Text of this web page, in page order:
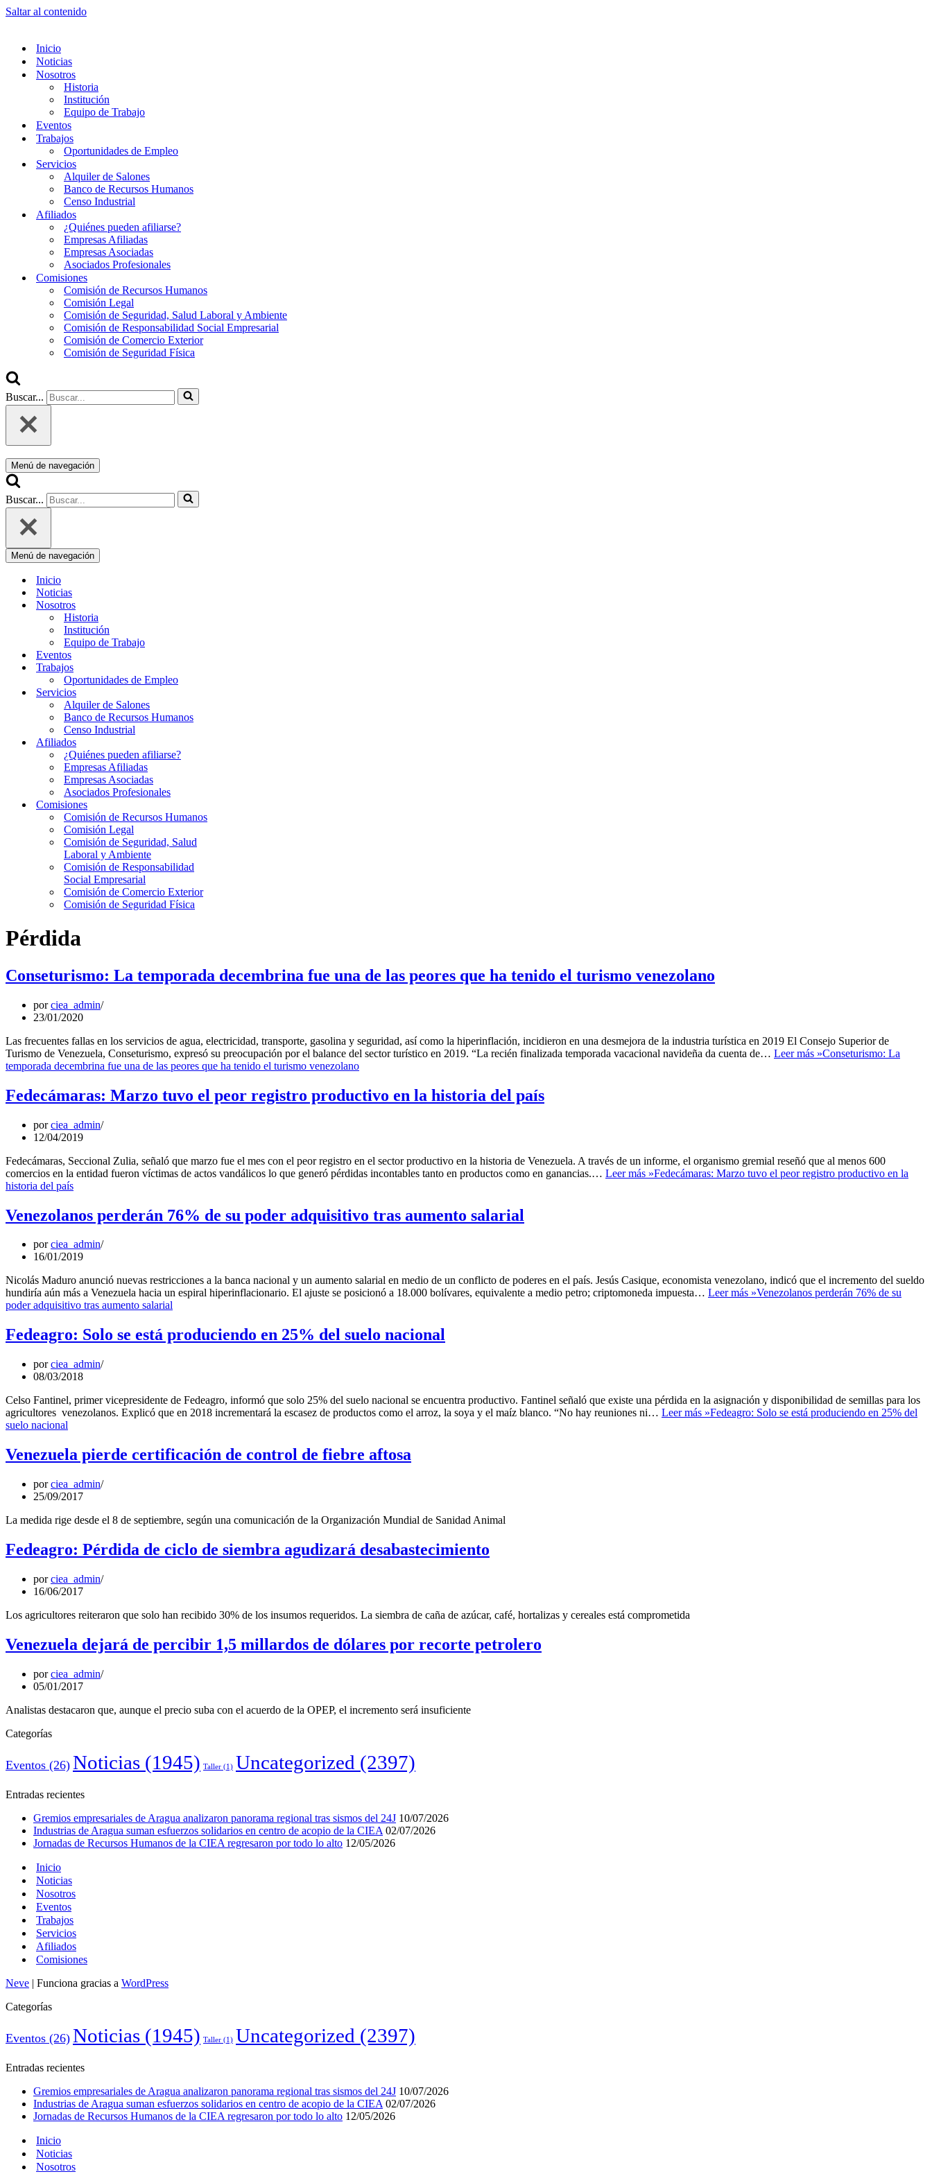
Saltar al contenido
Inicio
Noticias
Nosotros
Historia
Institución
Equipo de Trabajo
Eventos
Trabajos
Oportunidades de Empleo
Servicios
Alquiler de Salones
Banco de Recursos Humanos
Censo Industrial
Afiliados
¿Quiénes pueden afiliarse?
Empresas Afiliadas
Empresas Asociadas
Asociados Profesionales
Comisiones
Comisión de Recursos Humanos
Comisión Legal
Comisión de Seguridad, Salud Laboral y Ambiente
Comisión de Responsabilidad Social Empresarial
Comisión de Comercio Exterior
Comisión de Seguridad Física
Buscar...
Menú de navegación
Buscar...
Menú de navegación
Inicio
Noticias
Nosotros
Historia
Institución
Equipo de Trabajo
Eventos
Trabajos
Oportunidades de Empleo
Servicios
Alquiler de Salones
Banco de Recursos Humanos
Censo Industrial
Afiliados
¿Quiénes pueden afiliarse?
Empresas Afiliadas
Empresas Asociadas
Asociados Profesionales
Comisiones
Comisión de Recursos Humanos
Comisión Legal
Comisión de Seguridad, Salud
Laboral y Ambiente
Comisión de Responsabilidad
Social Empresarial
Comisión de Comercio Exterior
Comisión de Seguridad Física
Pérdida
Conseturismo: La temporada decembrina fue una de las peores que ha tenido el turismo venezolano
porciea_admin
23/01/2020
Las frecuentes fallas en los servicios de agua, electricidad, transporte, gasolina y seguridad, así como la hiperinflación, incidieron en una desmejora de la industria turística en 2019 El Consejo Superior de
Turismo de Venezuela, Conseturismo, expresó su preocupación por el balance del sector turístico en 2019. “La recién finalizada temporada vacacional navideña da cuenta de… Leer más »Conseturismo: La
temporada decembrina fue una de las peores que ha tenido el turismo venezolano
Fedecámaras: Marzo tuvo el peor registro productivo en la historia del país
porciea_admin
12/04/2019
Fedecámaras, Seccional Zulia, señaló que marzo fue el mes con el peor registro en el sector productivo en la historia de Venezuela. A través de un informe, el organismo gremial reseñó que al menos 600
comercios en la entidad fueron víctimas de actos vandálicos lo que generó pérdidas incontables tanto en productos como en ganancias.… Leer más »Fedecámaras: Marzo tuvo el peor registro productivo en la
historia del país
Venezolanos perderán 76% de su poder adquisitivo tras aumento salarial
porciea_admin
16/01/2019
Nicolás Maduro anunció nuevas restricciones a la banca nacional y un aumento salarial en medio de un conflicto de poderes en el país. Jesús Casique, economista venezolano, indicó que el incremento del sueldo
hundiría aún más a Venezuela hacia un espiral hiperinflacionario. El ajuste se posicionó a 18.000 bolívares, equivalente a medio petro; criptomoneda impuesta… Leer más »Venezolanos perderán 76% de su
poder adquisitivo tras aumento salarial
Fedeagro: Solo se está produciendo en 25% del suelo nacional
porciea_admin
08/03/2018
Celso Fantinel, primer vicepresidente de Fedeagro, informó que solo 25% del suelo nacional se encuentra productivo. Fantinel señaló que existe una pérdida en la asignación y disponibilidad de semillas para los
agricultores venezolanos. Explicó que en 2018 incrementará la escasez de productos como el arroz, la soya y el maíz blanco. “No hay reuniones ni… Leer más »Fedeagro: Solo se está produciendo en 25% del
suelo nacional
Venezuela pierde certificación de control de fiebre aftosa
porciea_admin
25/09/2017
La medida rige desde el 8 de septiembre, según una comunicación de la Organización Mundial de Sanidad Animal
Fedeagro: Pérdida de ciclo de siembra agudizará desabastecimiento
porciea_admin
16/06/2017
Los agricultores reiteraron que solo han recibido 30% de los insumos requeridos. La siembra de caña de azúcar, café, hortalizas y cereales está comprometida
Venezuela dejará de percibir 1,5 millardos de dólares por recorte petrolero
porciea_admin
05/01/2017
Analistas destacaron que, aunque el precio suba con el acuerdo de la OPEP, el incremento será insuficiente
Categorías
Eventos (26) Noticias (1945) Taller (1) Uncategorized (2397)
Entradas recientes
Gremios empresariales de Aragua analizaron panorama regional tras sismos del 24J 10/07/2026
Industrias de Aragua suman esfuerzos solidarios en centro de acopio de la CIEA 02/07/2026
Jornadas de Recursos Humanos de la CIEA regresaron por todo lo alto 12/05/2026
Inicio
Noticias
Nosotros
Eventos
Trabajos
Servicios
Afiliados
Comisiones
Neve | Funciona gracias a WordPress
Categorías
Eventos (26) Noticias (1945) Taller (1) Uncategorized (2397)
Entradas recientes
Gremios empresariales de Aragua analizaron panorama regional tras sismos del 24J 10/07/2026
Industrias de Aragua suman esfuerzos solidarios en centro de acopio de la CIEA 02/07/2026
Jornadas de Recursos Humanos de la CIEA regresaron por todo lo alto 12/05/2026
Inicio
Noticias
Nosotros